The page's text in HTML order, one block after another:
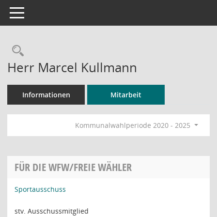
Toggle navigation
Rechercheauswahl
Herr Marcel Kullmann
Informationen Mitarbeit
Kommunalwahlperiode 2020 - 2025
FÜR DIE WFW/FREIE WÄHLER
Sportausschuss
stv. Ausschussmitglied